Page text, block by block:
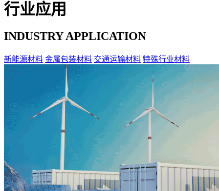
行业应用
INDUSTRY APPLICATION
新能源材料 金属包装材料 交通运输材料 特殊行业材料